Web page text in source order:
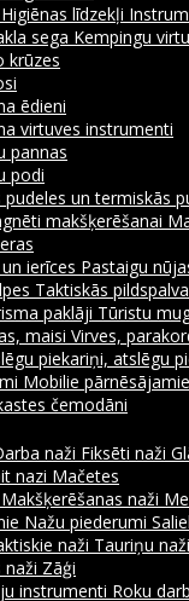
Higiēnas līdzekļi
sega Kempingu
krūzes
ēdieni
virtuves instrumenti
pannas
podi
pudeles un termiskās
makšķerēšanai
ierīces Pastaigu
Taktiskās
paklāji Tūristu
maisi Virves,
piekariņi, atslēgu
Mobilie
čemodāni
naži Fiksēti naži
nazi Mačetes
Makšķerēšanas naži
Nažu piederumi
naži Tauriņu naži
naži Zāģi
instrumenti Roku